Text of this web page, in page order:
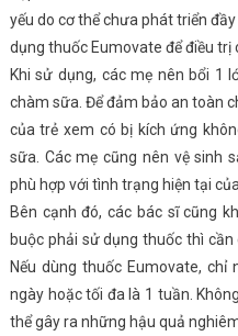
yếu do cơ thể chưa phát triển
dụng thuốc Eumovate để điều trị
Khi sử dụng, các mẹ nên bổi 1
chàm sữa. Để đảm bảo an toàn
của trẻ xem có bị kích ứng
sữa. Các mẹ cũng nên vệ sinh
phù hợp với tình trạng hiện tại của
Bên cạnh đó, các bác sĩ cũng
buộc phải sử dụng thuốc thì cần
Nếu dùng thuốc Eumovate,
ngày hoặc tối đa là 1 tuần.
thể gây ra những hậu quả